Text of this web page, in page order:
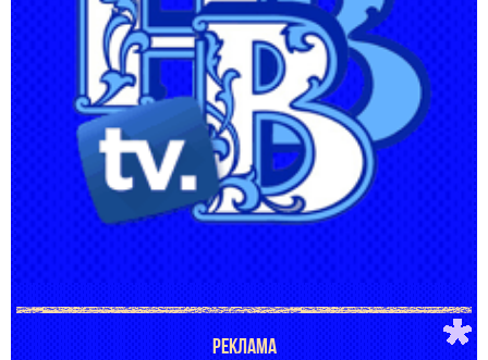
РЕКЛАМА